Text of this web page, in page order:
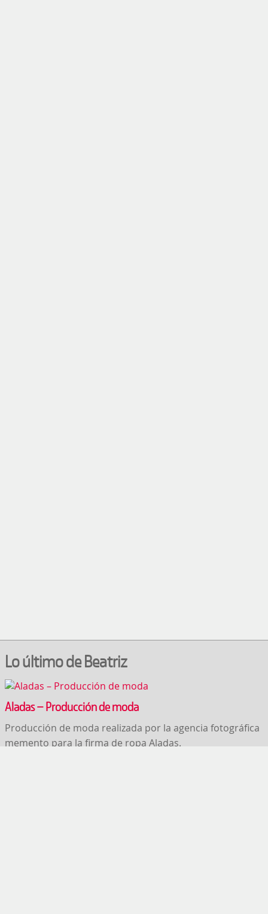
Lo último de Beatriz
Aladas – Producción de moda
Producción de moda realizada por la agencia fotográfica
memento para la firma de ropa Aladas.